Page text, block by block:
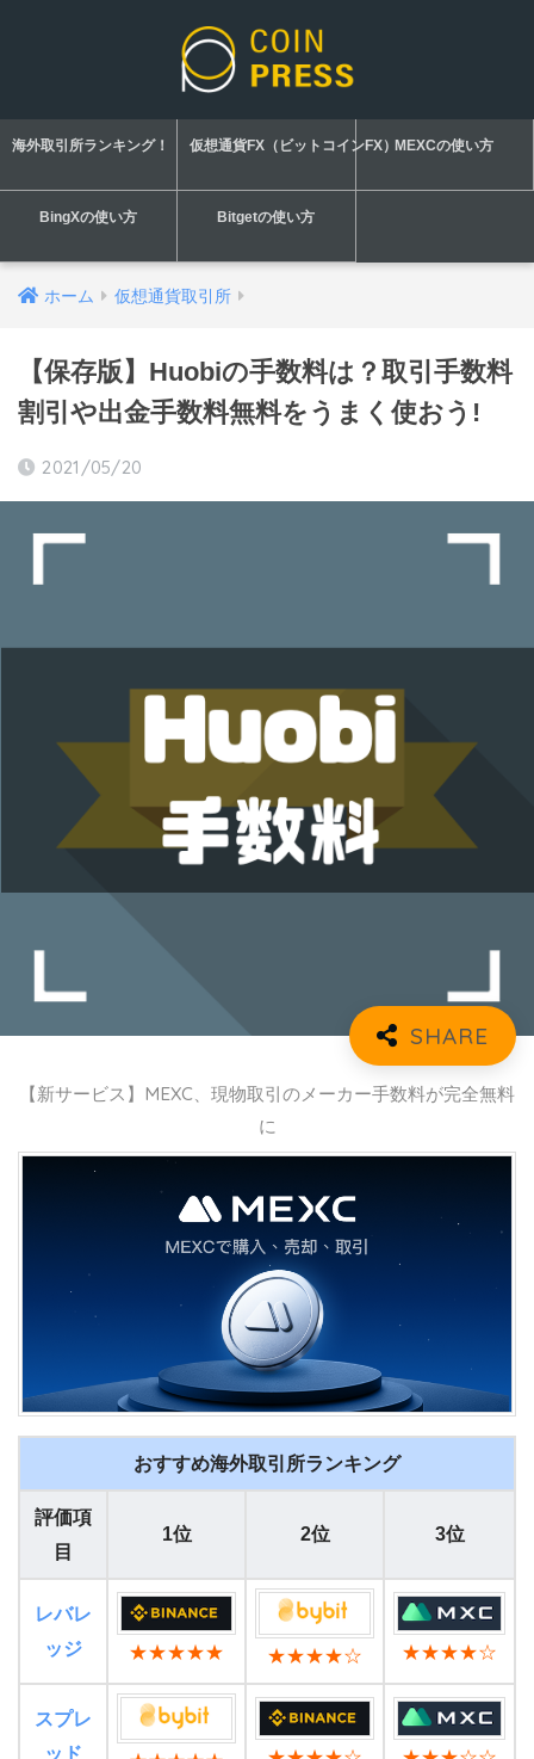
海外取引所ランキング！ 仮想通貨FX（ビットコインFX）MEXCの使い方
BingXの使い方 Bitgetの使い方
ホーム 仮想通貨取引所
【保存版】Huobiの手数料は？取引手数料
割引や出金手数料無料をうまく使おう!
2021/05/20
【新サービス】MEXC、現物取引のメーカー手数料が完全無料
に
おすすめ海外取引所ランキング
評価項
目
1位 2位 3位
レバレ
ッジ
★★★★★ ★★★★☆ ★★★★☆
スプレ
ッド